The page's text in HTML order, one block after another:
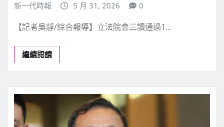
新一代時報 5 月 31, 2026 0
【記者吳靜/綜合報導】立法院會三讀通過1…
繼續閱讀